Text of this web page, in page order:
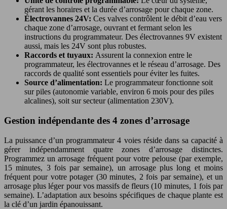
gérant les horaires et la durée d’arrosage pour chaque zone.
Électrovannes 24V: Ces valves contrôlent le débit d’eau vers
chaque zone d’arrosage, ouvrant et fermant selon les
instructions du programmateur. Des électrovannes 9V existent
aussi, mais les 24V sont plus robustes.
Raccords et tuyaux: Assurent la connexion entre le
programmateur, les électrovannes et le réseau d’arrosage. Des
raccords de qualité sont essentiels pour éviter les fuites.
Source d’alimentation: Le programmateur fonctionne soit
sur piles (autonomie variable, environ 6 mois pour des piles
alcalines), soit sur secteur (alimentation 230V).
Gestion indépendante des 4 zones d’arrosage
La puissance d’un programmateur 4 voies réside dans sa capacité à
gérer indépendamment quatre zones d’arrosage distinctes.
Programmez un arrosage fréquent pour votre pelouse (par exemple,
15 minutes, 3 fois par semaine), un arrosage plus long et moins
fréquent pour votre potager (30 minutes, 2 fois par semaine), et un
arrosage plus léger pour vos massifs de fleurs (10 minutes, 1 fois par
semaine). L’adaptation aux besoins spécifiques de chaque plante est
la clé d’un jardin épanouissant.